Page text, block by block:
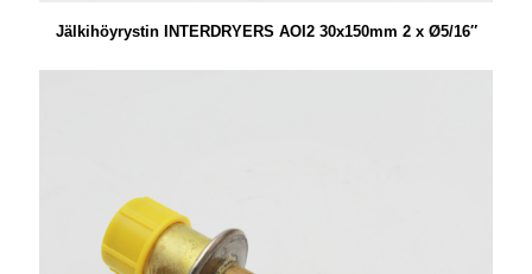
Jälkihöyrystin INTERDRYERS AOI2 30x150mm 2 x Ø5/16″